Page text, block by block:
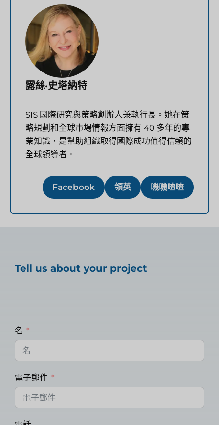
露絲·史塔納特
SIS 國際研究與策略創辦人兼執行長。她在策
略規劃和全球市場情報方面擁有 40 多年的專
業知識，是幫助組織取得國際成功值得信賴的
全球領導者。
Facebook 領英 嘰嘰喳喳
Tell us about your project
名
電子郵件